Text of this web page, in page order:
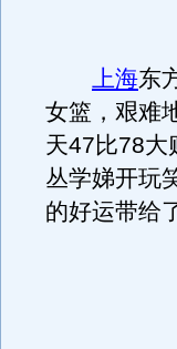
上海东
女篮，艰难
天47比78大
丛学娣开玩
的好运带给